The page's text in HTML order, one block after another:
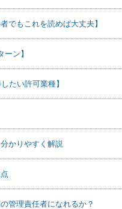
でもこれを読めば大丈夫】
ン】
たい許可業種】
かりやすく解説
管理責任者になれるか？